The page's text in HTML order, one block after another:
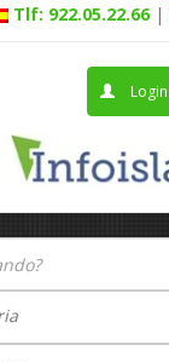
Tlf: 922.05.22.66 |
Login